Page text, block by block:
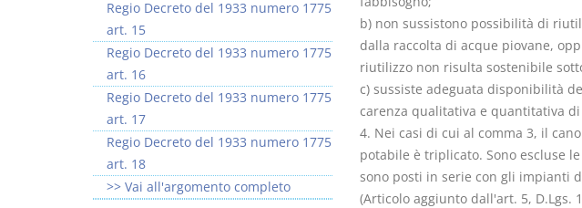
b) non sussistono possibilità di
dalla raccolta di acque piovane,
riutilizzo non risulta sostenibile
c) sussiste adeguata disponibilità
carenza qualitativa e quantitativa
4. Nei casi di cui al comma 3, il
potabile è triplicato. Sono escluse
sono posti in serie con gli impianti
(Articolo aggiunto dall'art. 5, D.Lgs.
Regio Decreto del 1933 numero 1775
art. 15
Regio Decreto del 1933 numero 1775
art. 16
Regio Decreto del 1933 numero 1775
art. 17
Regio Decreto del 1933 numero 1775
art. 18
>> Vai all'argomento completo